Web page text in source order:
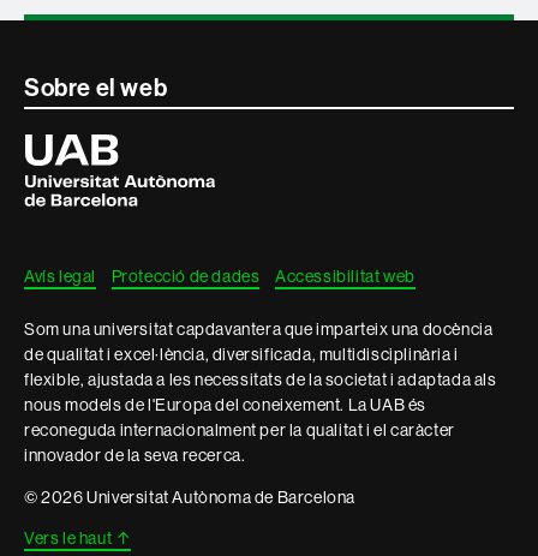
Contacte
informació
legal
Sobre el web
Universitat
Autònoma
de
Barcelona
Avís legal Protecció de dades Accessibilitat web
Som una universitat capdavantera que imparteix una docència
de qualitat i excel·lència, diversificada, multidisciplinària i
flexible, ajustada a les necessitats de la societat i adaptada als
nous models de l'Europa del coneixement. La UAB és
reconeguda internacionalment per la qualitat i el caràcter
innovador de la seva recerca.
© 2026 Universitat Autònoma de Barcelona
Vers le haut ↑